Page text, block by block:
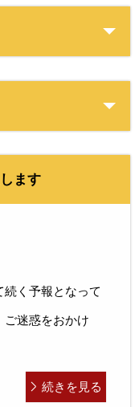
ます
く予報となって
ご迷惑をおかけ
続きを見る